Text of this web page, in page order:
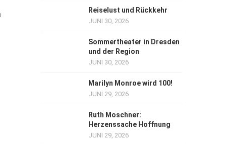
Reiselust und Rückkehr
JUNI 30, 2026
Sommertheater in Dresden
und der Region
JUNI 30, 2026
Marilyn Monroe wird 100!
JUNI 29, 2026
Ruth Moschner:
Herzenssache Hoffnung
JUNI 29, 2026